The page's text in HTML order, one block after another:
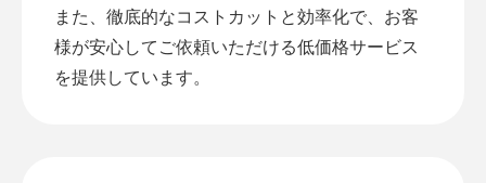
また、徹底的なコストカットと効率化で、お客
様が安心してご依頼いただける低価格サービス
を提供しています。